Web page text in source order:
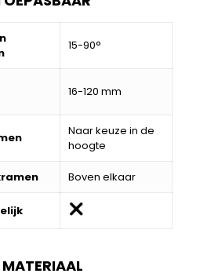
15-90°
16-120 mm
Naar keuze in de
hoogte
Boven elkaar
MATERIAAL